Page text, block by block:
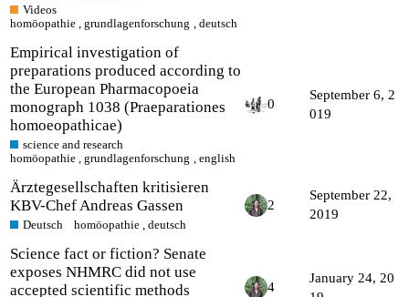
Videos
homöopathie ,grundlagenforschung , deutsch
Empirical investigation of
preparations produced according to
the European Pharmacopoeia
monograph 1038 (Praeparationes
homoeopathicae)
science and research
homöopathie ,grundlagenforschung , english
0
September 6, 2
019
Ärztegesellschaften kritisieren
KBV-Chef Andreas Gassen
Deutsch homöopathie ,deutsch
2
September 22,
2019
Science fact or fiction? Senate
exposes NHMRC did not use
accepted scientific methods
4
January 24, 20